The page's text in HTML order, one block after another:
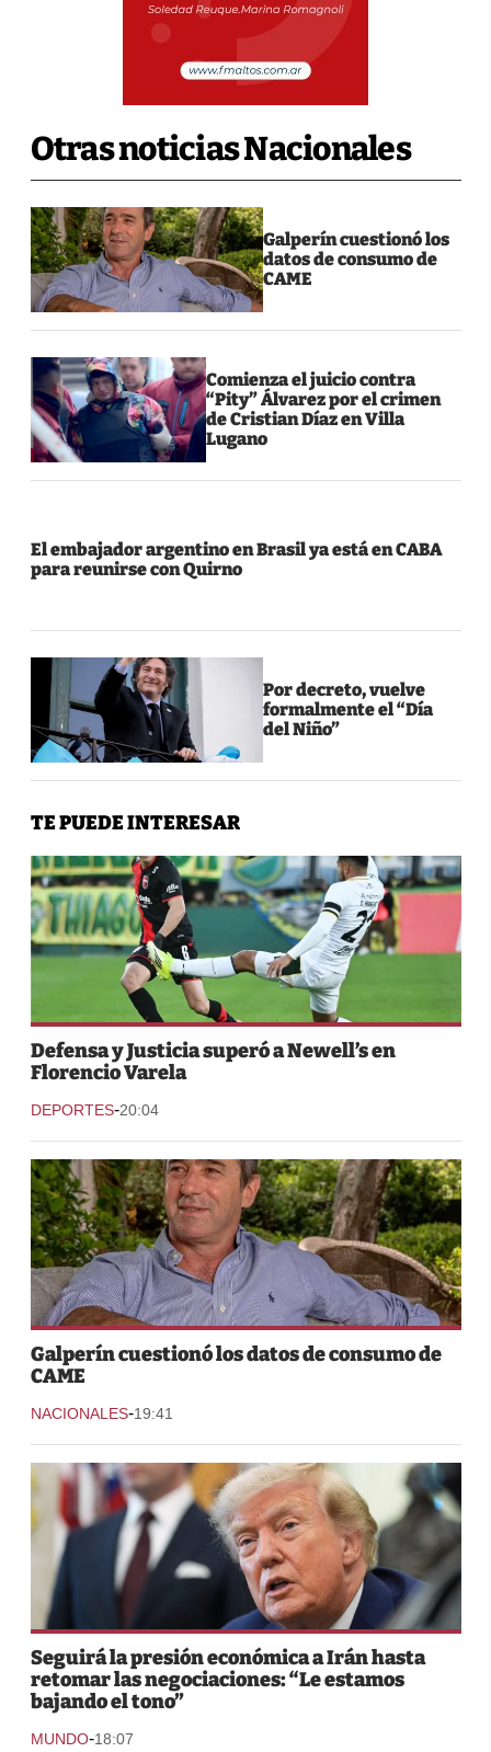
Otras noticias Nacionales
Galperín cuestionó los
datos de consumo de
CAME
Comienza el juicio contra
“Pity” Álvarez por el crimen
de Cristian Díaz en Villa
Lugano
El embajador argentino en Brasil ya está en CABA
para reunirse con Quirno
Por decreto, vuelve
formalmente el “Día
del Niño”
TE PUEDE INTERESAR
Defensa y Justicia superó a Newell’s en
Florencio Varela
DEPORTES-20:04
Galperín cuestionó los datos de consumo de
CAME
NACIONALES-19:41
Seguirá la presión económica a Irán hasta
retomar las negociaciones: “Le estamos
bajando el tono”
MUNDO-18:07